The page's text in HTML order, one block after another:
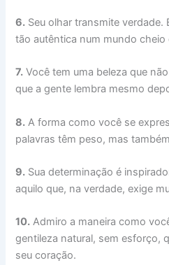
6. Seu olhar transmite verdade.
tão autêntica num mundo cheio
7. Você tem uma beleza que
que a gente lembra mesmo
8. A forma como você se
palavras têm peso, mas
9. Sua determinação é
aquilo que, na verdade, exige
10. Admiro a maneira como
gentileza natural, sem esforço,
seu coração.